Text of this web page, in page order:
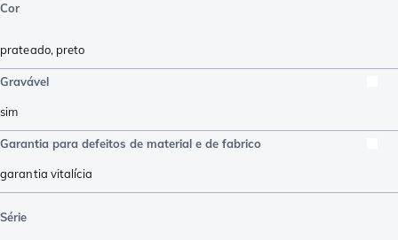
Cor
prateado, preto
Gravável
sim
Garantia para defeitos de material e de fabrico
garantia vitalícia
Série